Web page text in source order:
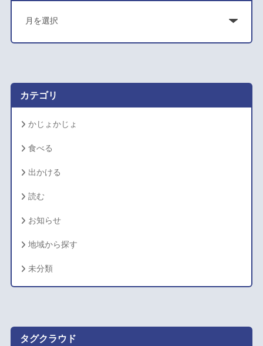
ア
カ
カテゴリ
かじょかじょ
食べる
出かける
読む
お知らせ
地域から探す
未分類
タグクラウド